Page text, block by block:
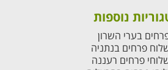
נוספות
בערי השרון
פרחים בנתניה
פרחים רעננה